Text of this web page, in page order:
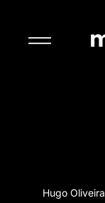
Hugo Oliveira